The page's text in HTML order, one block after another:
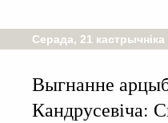
Серада, 21 кастрычніка
Выгнанне
Кандрусевіча: